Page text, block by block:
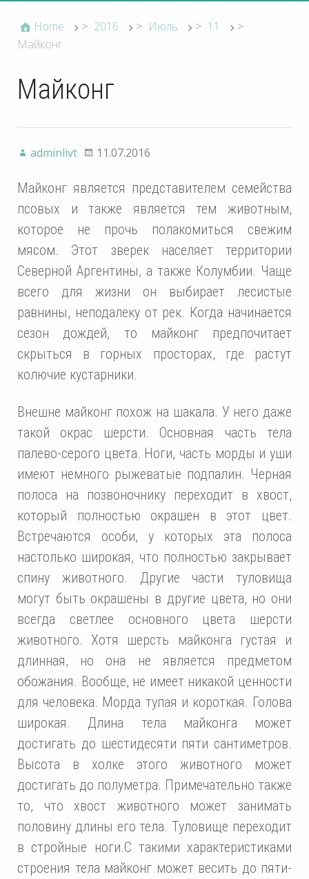
Home > 2016 > Июль > 11
>
Майконг
Майконг
adminlivt 11.07.2016
Майконг является представителем семейства
псовых и также является тем животным,
которое не прочь полакомиться свежим
мясом. Этот зверек населяет территории
Северной Аргентины, а также Колумбии. Чаще
всего для жизни он выбирает лесистые
равнины, неподалеку от рек. Когда начинается
сезон дождей, то майконг предпочитает
скрыться в горных просторах, где растут
колючие кустарники.
Внешне майконг похож на шакала. У него даже
такой окрас шерсти. Основная часть тела
палево-серого цвета. Ноги, часть морды и уши
имеют немного рыжеватые подпалин. Черная
полоса на позвоночнику переходит в хвост,
который полностью окрашен в этот цвет.
Встречаются особи, у которых эта полоса
настолько широкая, что полностью закрывает
спину животного. Другие части туловища
могут быть окрашены в другие цвета, но они
всегда светлее основного цвета шерсти
животного. Хотя шерсть майконга густая и
длинная, но она не является предметом
обожания. Вообще, не имеет никакой ценности
для человека. Морда тупая и короткая. Голова
широкая. Длина тела майконга может
достигать до шестидесяти пяти сантиметров.
Высота в холке этого животного может
достигать до полуметра. Примечательно также
то, что хвост животного может занимать
половину длины его тела. Туловище переходит
в стройные ноги.С такими характеристиками
строения тела майконг может весить до пяти-